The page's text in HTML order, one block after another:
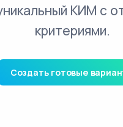
КИМ с
критериями.
Создать готовые